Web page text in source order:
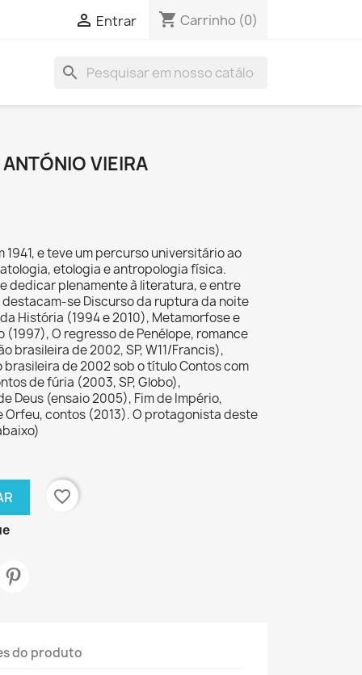
 Entrar shopping_cart Carrinho (0)
search
VIEIRA
1941, e teve um percurso universitário ao
etologia e antropologia física.
dedicar plenamente à literatura, e entre
se Discurso da ruptura da noite
História (1994 e 2010), Metamorfose e
(1997), O regresso de Penélope, romance
brasileira de 2002, SP, W11/Francis),
de 2002 sob o título Contos com
de fúria (2003, SP, Globo),
Deus (ensaio 2005), Fim de Império,
Orfeu, contos (2013). O protagonista deste
favorite_border
do produto